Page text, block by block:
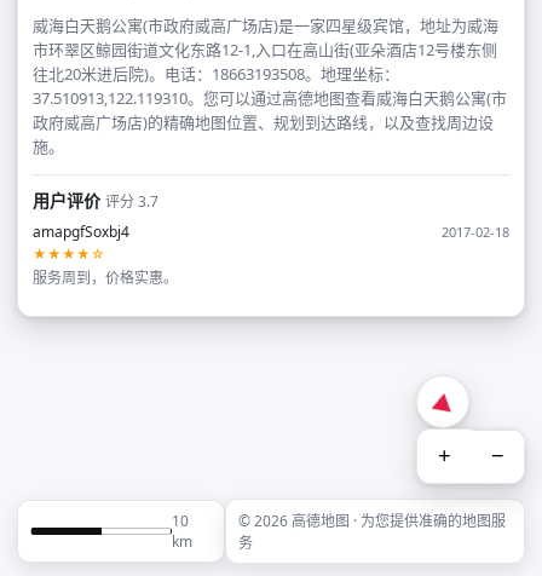
威海白天鹅公寓(市政府威高广场店)是一家四星级宾馆，地址为威海
市环翠区鲸园街道文化东路12-1,入口在高山街(亚朵酒店12号楼东侧
往北20米进后院)。电话：18663193508。地理坐标：
37.510913,122.119310。您可以通过高德地图查看威海白天鹅公寓(市
政府威高广场店)的精确地图位置、规划到达路线，以及查找周边设
施。
用户评价评分 3.7
amapgfSoxbj4
2017-02-18
★★★★☆
服务周到，价格实惠。
+ −
10
km
© 2026 高德地图 · 为您提供准确的地图服
务